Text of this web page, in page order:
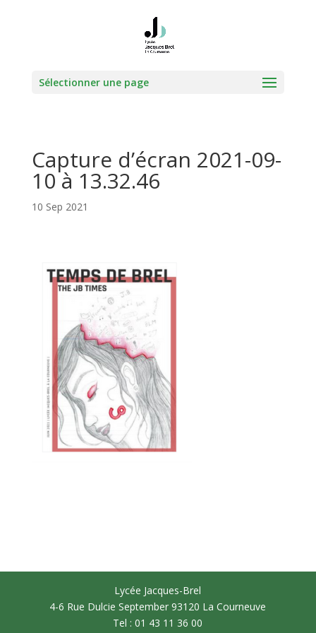
Sélectionner une page
Capture d’écran 2021-09-
10 à 13.32.46
10 Sep 2021
Lycée Jacques-Brel
4-6 Rue Dulcie September 93120 La Courneuve
Tel : 01 43 11 36 00